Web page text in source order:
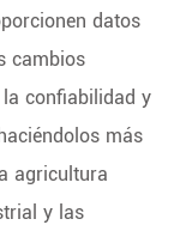
datos
cambios
confiabilidad y
más
agricultura
y las